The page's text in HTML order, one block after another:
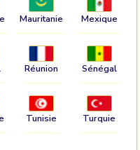
Mauritanie Mexique
Réunion Sénégal
Tunisie Turquie